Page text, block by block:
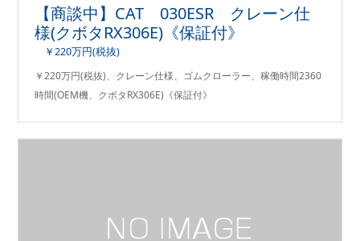
【商談中】CAT 030ESR クレーン仕
様(クボタRX306E)《保証付》
￥220万円(税抜)
￥220万円(税抜)、クレーン仕様、ゴムクローラー、稼働時間2360
時間(OEM機、クボタRX306E)《保証付》